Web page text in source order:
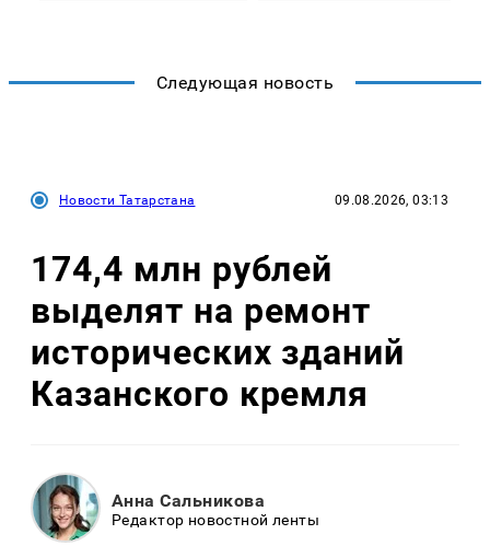
Следующая новость
Новости Татарстана 09.08.2026, 03:13
174,4 млн рублей
выделят на ремонт
исторических зданий
Казанского кремля
Анна Сальникова
Редактор новостной ленты